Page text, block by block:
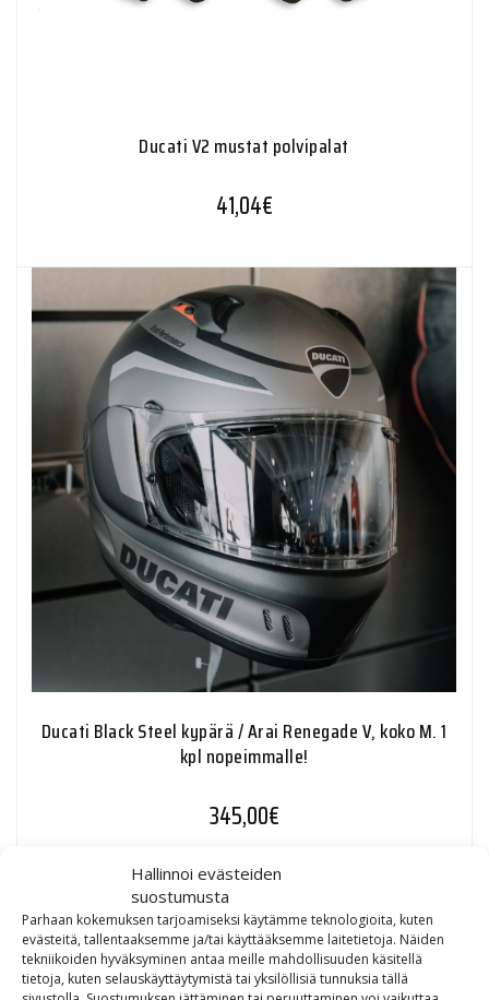
Hallinnoi evästeiden
suostumusta
Parhaan kokemuksen tarjoamiseksi käytämme teknologioita, kuten
evästeitä, tallentaaksemme ja/tai käyttääksemme laitetietoja. Näiden
tekniikoiden hyväksyminen antaa meille mahdollisuuden käsitellä
tietoja, kuten selauskäyttäytymistä tai yksilöllisiä tunnuksia tällä
Ducati V2 mustat polvipalat
41,04€
Ducati Black Steel kypärä / Arai Renegade V, koko M. 1
kpl nopeimmalle!
345,00€
TUOTTEET